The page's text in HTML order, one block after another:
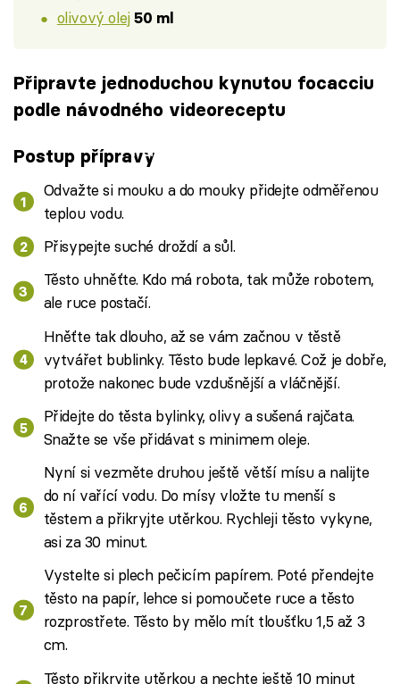
olivový olej 50 ml
Připravte jednoduchou kynutou focacciu
podle návodného videoreceptu
Failed to fetch
Postup přípravy
Odvažte si mouku a do mouky přidejte odměřenou
teplou vodu.
Přisypejte suché droždí a sůl.
Těsto uhněťte. Kdo má robota, tak může robotem,
ale ruce postačí.
Hněťte tak dlouho, až se vám začnou v těstě
vytvářet bublinky. Těsto bude lepkavé. Což je dobře,
protože nakonec bude vzdušnější a vláčnější.
Přidejte do těsta bylinky, olivy a sušená rajčata.
Snažte se vše přidávat s minimem oleje.
Nyní si vezměte druhou ještě větší mísu a nalijte
do ní vařící vodu. Do mísy vložte tu menší s
těstem a přikryjte utěrkou. Rychleji těsto vykyne,
asi za 30 minut.
Vystelte si plech pečicím papírem. Poté přendejte
těsto na papír, lehce si pomoučete ruce a těsto
rozprostřete. Těsto by mělo mít tloušťku 1,5 až 3
cm.
Těsto přikryjte utěrkou a nechte ještě 10 minut